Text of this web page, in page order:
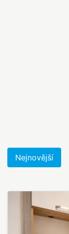
Nejnovější